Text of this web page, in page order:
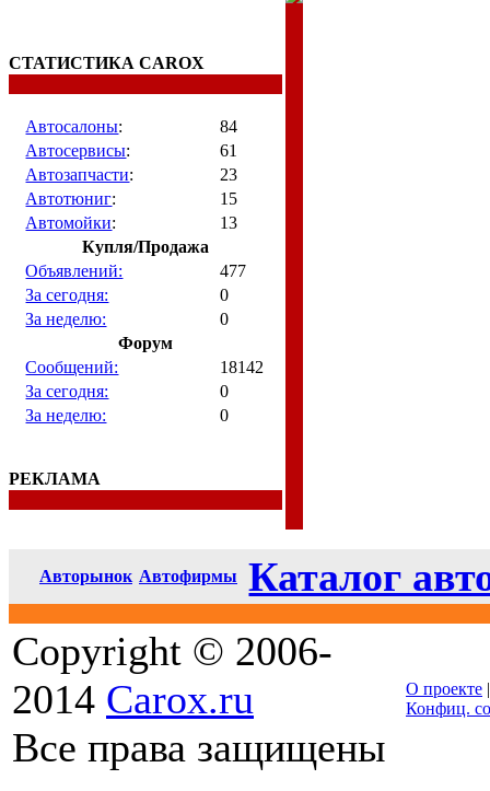
СТАТИСТИКА CAROX
Автосалоны:
84
Автосервисы:
61
Автозапчасти:
23
Автотюниг:
15
Автомойки:
13
Купля/Продажа
Объявлений:
477
За сегодня:
0
За неделю:
0
Форум
Сообщений:
18142
За сегодня:
0
За неделю:
0
РЕКЛАМА
Авторынок Автофирмы
Каталог
Copyright © 2006-
2014 Carox.ru
Все права защищены
О проекте
Конфиц.